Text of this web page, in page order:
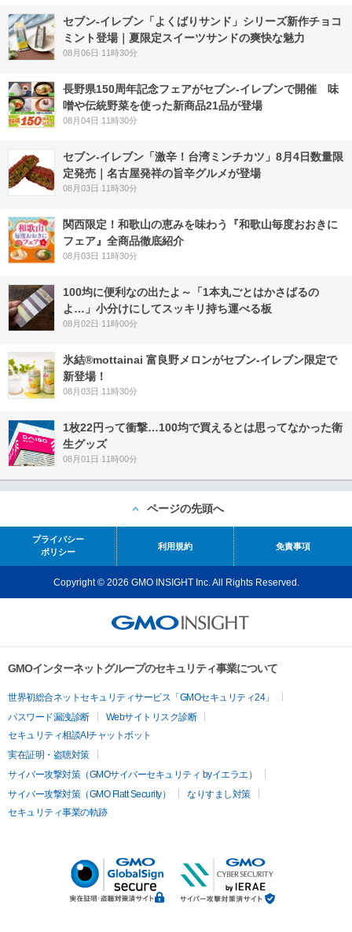
セブン‐イレブン「よくばりサンド」シリーズ新作チョコ
ミント登場｜夏限定スイーツサンドの爽快な魅力
08月06日 11時30分
長野県150周年記念フェアがセブン-イレブンで開催 味
噌や伝統野菜を使った新商品21品が登場
08月04日 11時30分
セブン-イレブン「激辛！台湾ミンチカツ」8月4日数量限
定発売｜名古屋発祥の旨辛グルメが登場
08月03日 11時30分
関西限定！和歌山の恵みを味わう『和歌山毎度おおきに
フェア』全商品徹底紹介
08月03日 11時30分
100均に便利なの出たよ～「1本丸ごとはかさばるの
よ…」小分けにしてスッキリ持ち運べる板
08月02日 11時00分
氷結®mottainai 富良野メロンがセブン‐イレブン限定で
新登場！
08月03日 11時30分
1枚22円って衝撃…100均で買えるとは思ってなかった衛
生グッズ
08月01日 11時00分
ページの先頭へ
プライバシー
ポリシー
利用規約 免責事項
Copyright © 2026 GMO INSIGHT Inc. All Rights Reserved.
GMOインターネットグループのセキュリティ事業について
世界初総合ネットセキュリティサービス「GMOセキュリティ24」
パスワード漏洩診断
Webサイトリスク診断
セキュリティ相談AIチャットボット
実在証明・盗聴対策
サイバー攻撃対策（GMOサイバーセキュリティ byイエラエ）
サイバー攻撃対策（GMO Flatt Security）
なりすまし対策
セキュリティ事業の軌跡